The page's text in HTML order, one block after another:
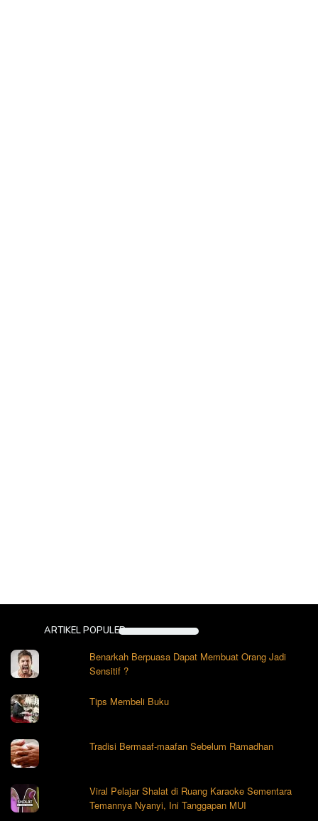
ARTIKEL POPULER
Benarkah Berpuasa Dapat Membuat Orang Jadi
Sensitif ?
Tips Membeli Buku
Tradisi Bermaaf-maafan Sebelum Ramadhan
Viral Pelajar Shalat di Ruang Karaoke Sementara
Temannya Nyanyi, Ini Tanggapan MUI